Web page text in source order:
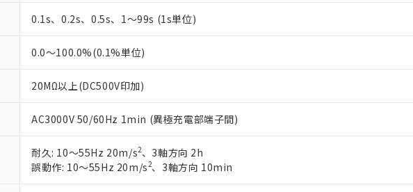
0.1s、0.2s、0.5s、1～99s (1s単位)
0.0～100.0%(0.1%単位)
20MΩ以上(DC500V印加)
AC3000V 50/60Hz 1min (異極充電部端子間)
耐久: 10～55Hz 20m/s2、3軸方向 2h
誤動作: 10～55Hz 20m/s2、3軸方向 10min